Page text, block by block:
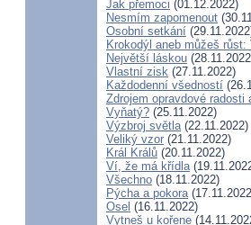
Jak přemoci (01.12.2022)
Nesmím zapomenout
Osobní setkání
Krokodýl aneb můžeš
Největší láskou
Vlastní zisk (27.11.2022)
Každodenní všedností
Zdrojem opravdové radosti
Vyňatý? (25.11.2022)
Výzbroj světla(22.11.2022)
Veliký vzor (21.11.2022)
Král Králů (20.11.2022)
Ví, že má křídla
Všechno (18.11.2022)
Pýcha a pokora
Osel (16.11.2022)
Vytneš u kořene